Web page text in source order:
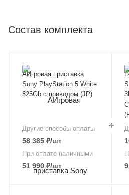
Состав комплекта
АИгровая приставка
Sony PlayStation 5 White
825Gb с приводом (JP)
Другие способы оплаты
58 385₽/шт
При оплате наличными
51 990₽/шт